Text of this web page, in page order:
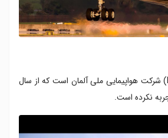
لوفت‌هانزا (Lufthansa) شرکت هواپیمایی ملی آلمان است که از سال